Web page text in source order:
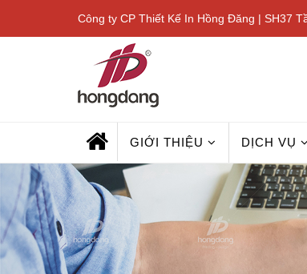
Công ty CP Thiết Kế In Hồng Đăng | SH37
GIỚI THIỆU DỊCH VỤ